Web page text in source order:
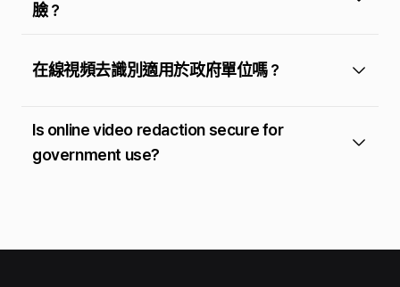
臉？
在線視頻去識別適用於政府單位嗎？
Is online video redaction secure for
government use?